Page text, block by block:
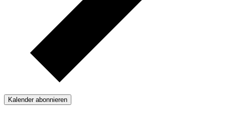
Kalender abonnieren